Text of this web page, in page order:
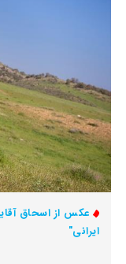
عکس از اسحاق
ایرانی"